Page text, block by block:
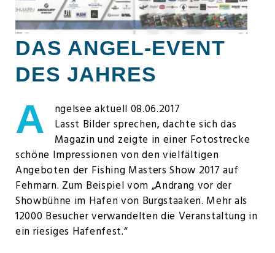
DAS ANGEL-EVENT
DES JAHRES
A
ngelsee aktuell 08.06.2017
Lasst Bilder sprechen, dachte sich das
Magazin und zeigte in einer Fotostrecke
schöne Impressionen von den vielfältigen
Angeboten der Fishing Masters Show 2017 auf
Fehmarn. Zum Beispiel vom „Andrang vor der
Showbühne im Hafen von Burgstaaken. Mehr als
12000 Besucher verwandelten die Veranstaltung in
ein riesiges Hafenfest.“